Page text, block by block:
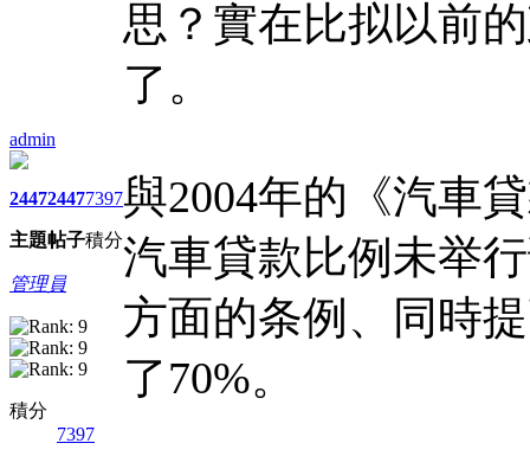
admin
2447
主題
2447
帖子
7397
積分
管理員
積分
7397
思？實在比拟以前
了。
與2004年的《汽車
汽車貸款比例未举
方面的条例、同時
了70%。